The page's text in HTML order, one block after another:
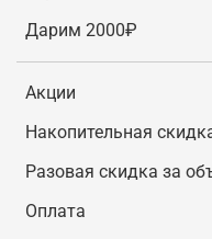
Дарим 2000₽
Акции
Накопительная
Разовая скидка за
Оплата